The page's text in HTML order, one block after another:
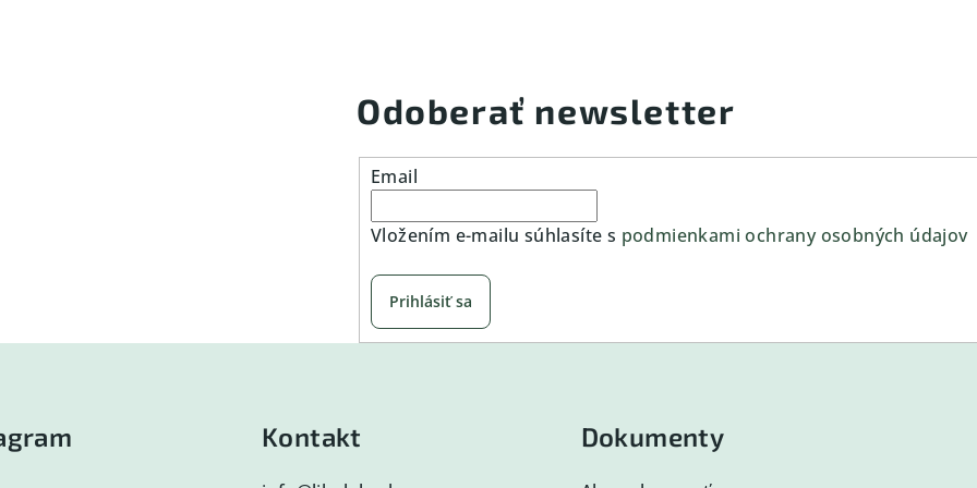
Odoberať newsletter
Email
Vložením e-mailu súhlasíte s podmienkami ochrany osobných údajov
Prihlásiť sa
Kontakt Dokumenty